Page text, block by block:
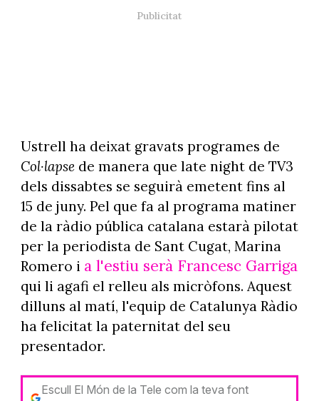
Ustrell ha deixat gravats programes de
Col·lapse de manera que late night de TV3
dels dissabtes se seguirà emetent fins al
15 de juny. Pel que fa al programa matiner
de la ràdio pública catalana estarà pilotat
per la periodista de Sant Cugat, Marina
Romero i a l'estiu serà Francesc Garriga
qui li agafi el relleu als micròfons. Aquest
dilluns al matí, l'equip de Catalunya Ràdio
ha felicitat la paternitat del seu
presentador.
Escull El Món de la Tele com la teva font